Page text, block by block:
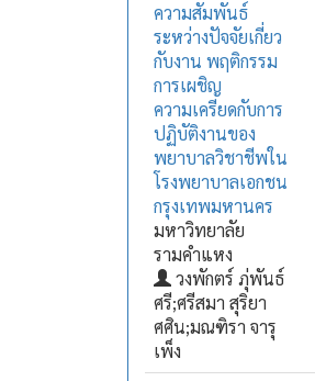
ความสัมพันธ์
ระหว่างปัจจัยเกี่ยว
กับงาน พฤติกรรม
การเผชิญ
ความเครียดกับการ
ปฏิบัติงานของ
พยาบาลวิชาชีพใน
โรงพยาบาลเอกชน
กรุงเทพมหานคร
มหาวิทยาลัย
รามคำแหง
วงพักตร์ ภุ่พันธ์
ศรี;ศรีสมา สุริยา
ศศิน;มณฑิรา จารุ
เพ็ง